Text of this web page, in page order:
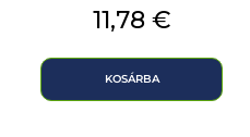
Ár
11,78 €
KOSÁRBA